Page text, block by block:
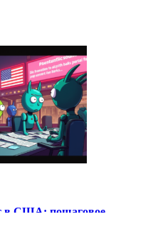
в США: пошаговое